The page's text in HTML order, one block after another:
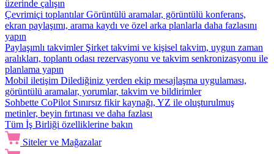
üzerinde çalışın
Çevrimiçi toplantılar Görüntülü aramalar, görüntülü konferans,
ekran paylaşımı, arama kaydı ve özel arka planlarla daha fazlasını
yapın
Paylaşımlı takvimler Şirket takvimi ve kişisel takvim, uygun zaman
aralıkları, toplantı odası rezervasyonu ve takvim senkronizasyonu ile
planlama yapın
Mobil iletişim Dilediğiniz yerden ekip mesajlaşma uygulaması,
görüntülü aramalar, yorumlar, takvim ve bildirimler
Sohbette CoPilot Sınırsız fikir kaynağı, YZ ile oluşturulmuş
metinler, beyin fırtınası ve daha fazlası
Tüm İş Birliği özelliklerine bakın
Siteler ve Mağazalar